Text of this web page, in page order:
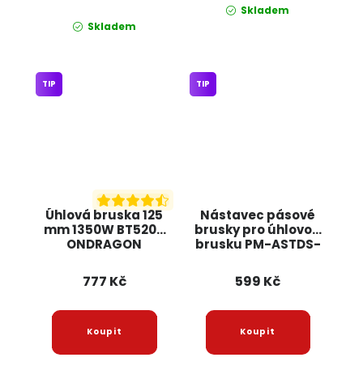
Skladem
Skladem
Úhlová bruska 125
mm 1350W BT5205
ONDRAGON
TIP
777 Kč
Nástavec pásové
brusky pro úhlovou
brusku PM-ASTDS-
TIP
599 Kč